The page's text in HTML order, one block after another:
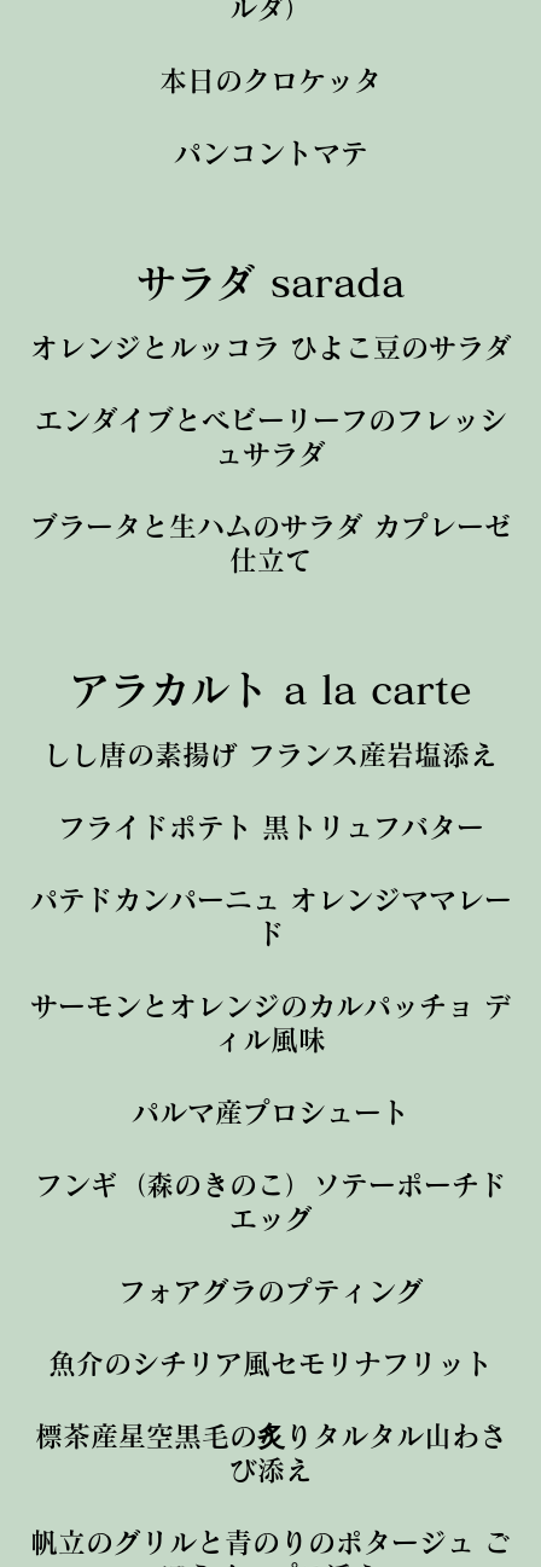
ルダ）
本日のクロケッタ
パンコントマテ
サラダ sarada
オレンジとルッコラ ひよこ豆のサラダ
エンダイブとベビーリーフのフレッシ
ュサラダ
ブラータと生ハムのサラダ カプレーゼ
仕立て
アラカルト a la carte
しし唐の素揚げ フランス産岩塩添え
フライドポテト 黒トリュフバター
パテドカンパーニュ オレンジママレー
ド
サーモンとオレンジのカルパッチョ デ
ィル風味
パルマ産プロシュート
フンギ（森のきのこ）ソテーポーチド
エッグ
フォアグラのプティング
魚介のシチリア風セモリナフリット
標茶産星空黒毛の炙りタルタル山わさ
び添え
帆立のグリルと青のりのポタージュ ご